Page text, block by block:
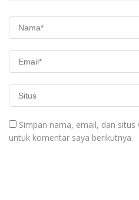
Simpan nama, email, dan
untuk komentar saya berikutnya.